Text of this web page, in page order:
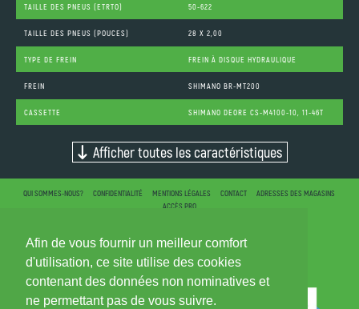
Afin de vous fournir un meilleur comfort
d'utilisation, ce site utilise des cookies
contenant des données non nominatives et
ne permettant pas de vous suivre.
TAILLE DES PNEUS (ETRTO) 50-622
TAILLE DES PNEUS (POUCES) 28 X 2,00
TYPE DE FREIN FREIN À DISQUE HYDRAULIQUE
FREIN SHIMANO BR-MT200
CASSETTE SHIMANO DEORE CS-M4100-10, 11-46T
Afficher toutes les caractéristiques
QUI SOMMES-NOUS? CONFIDENTIALITÉ MENTIONS LÉGALES CONTACT
ADRESSES DES MAGASINS
ACCÈS PRO